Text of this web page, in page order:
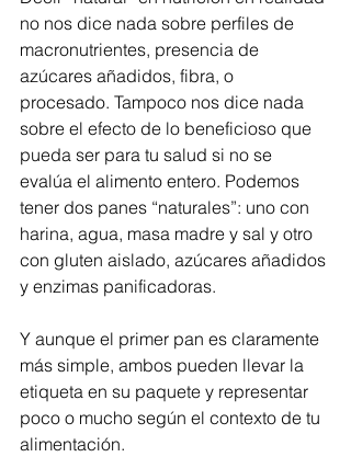
no nos dice nada sobre perfiles de
macronutrientes, presencia de
azúcares añadidos, fibra, o
procesado. Tampoco nos dice nada
sobre el efecto de lo beneficioso que
pueda ser para tu salud si no se
evalúa el alimento entero. Podemos
tener dos panes “naturales”: uno con
harina, agua, masa madre y sal y otro
con gluten aislado, azúcares añadidos
y enzimas panificadoras.
Y aunque el primer pan es claramente
más simple, ambos pueden llevar la
etiqueta en su paquete y representar
poco o mucho según el contexto de tu
alimentación.